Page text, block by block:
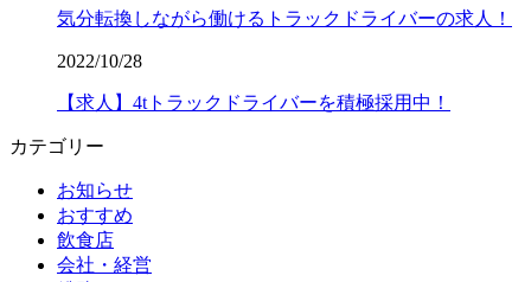
気分転換しながら働けるトラックドライバーの求人！
2022/10/28
【求人】4tトラックドライバーを積極採用中！
カテゴリー
お知らせ
おすすめ
飲食店
会社・経営